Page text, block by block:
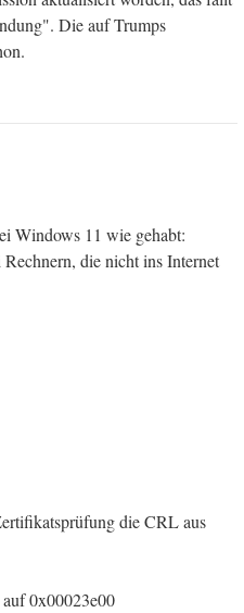
Die auf Trumps
Windows 11 wie gehabt:
die nicht ins Internet
die CRL aus
0x00023e00